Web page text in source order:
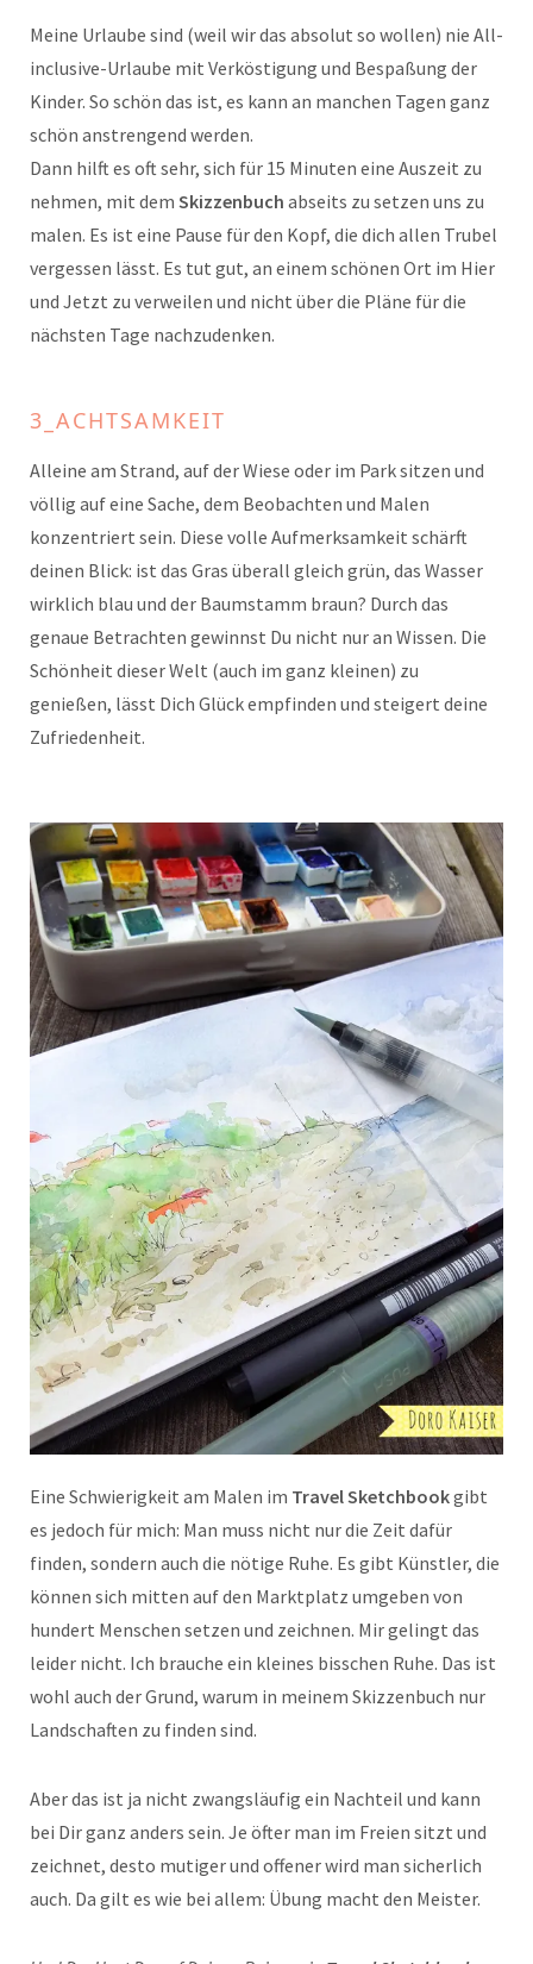
Meine Urlaube sind (weil wir das absolut so wollen) nie All-
inclusive-Urlaube mit Verköstigung und Bespaßung der
Kinder. So schön das ist, es kann an manchen Tagen ganz
schön anstrengend werden.
Dann hilft es oft sehr, sich für 15 Minuten eine Auszeit zu
nehmen, mit dem Skizzenbuch abseits zu setzen uns zu
malen. Es ist eine Pause für den Kopf, die dich allen Trubel
vergessen lässt. Es tut gut, an einem schönen Ort im Hier
und Jetzt zu verweilen und nicht über die Pläne für die
nächsten Tage nachzudenken.
3_ACHTSAMKEIT
Alleine am Strand, auf der Wiese oder im Park sitzen und
völlig auf eine Sache, dem Beobachten und Malen
konzentriert sein. Diese volle Aufmerksamkeit schärft
deinen Blick: ist das Gras überall gleich grün, das Wasser
wirklich blau und der Baumstamm braun? Durch das
genaue Betrachten gewinnst Du nicht nur an Wissen. Die
Schönheit dieser Welt (auch im ganz kleinen) zu
genießen, lässt Dich Glück empfinden und steigert deine
Zufriedenheit.
Eine Schwierigkeit am Malen im Travel Sketchbookgibt
es jedoch für mich: Man muss nicht nur die Zeit dafür
finden, sondern auch die nötige Ruhe. Es gibt Künstler, die
können sich mitten auf den Marktplatz umgeben von
hundert Menschen setzen und zeichnen. Mir gelingt das
leider nicht. Ich brauche ein kleines bisschen Ruhe. Das ist
wohl auch der Grund, warum in meinem Skizzenbuch nur
Landschaften zu finden sind.
Aber das ist ja nicht zwangsläufig ein Nachteil und kann
bei Dir ganz anders sein. Je öfter man im Freien sitzt und
zeichnet, desto mutiger und offener wird man sicherlich
auch. Da gilt es wie bei allem: Übung macht den Meister.